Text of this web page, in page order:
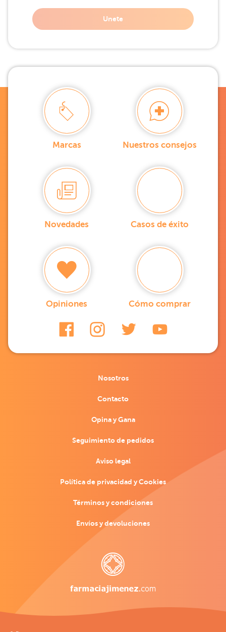
Unete
Marcas Nuestros consejos
Novedades Casos de éxito
Opiniones Cómo comprar
Nosotros
Contacto
Opina y Gana
Seguimiento de pedidos
Aviso legal
Política de privacidad y Cookies
Términos y condiciones
Envíos y devoluciones